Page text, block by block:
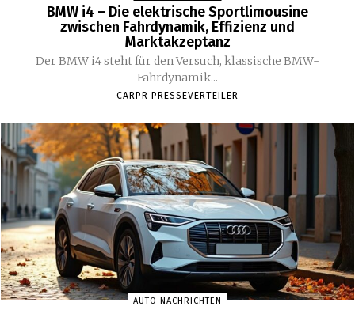
BMW i4 – Die elektrische Sportlimousine
zwischen Fahrdynamik, Effizienz und
Marktakzeptanz
Der BMW i4 steht für den Versuch, klassische BMW-
Fahrdynamik...
CARPR PRESSEVERTEILER
AUTO NACHRICHTEN